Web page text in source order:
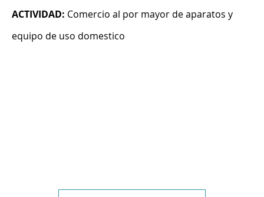
ACTIVIDAD: Comercio al por mayor de aparatos y
equipo de uso domestico